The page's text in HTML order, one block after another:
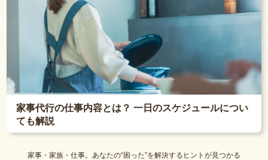
家事代行の仕事内容とは？ 一日のスケジュールについ
ても解説
家事・家族・仕事。あなたの“困った”を解決するヒントが見つかる